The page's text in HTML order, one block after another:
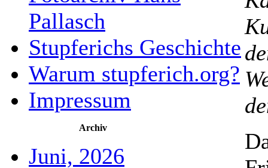
Pallasch
Stupferichs Geschichte
Warum stupferich.org?
Impressum
Archiv
Juni, 2026